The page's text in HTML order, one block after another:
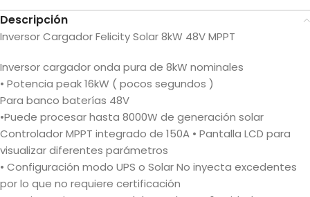
Descripción
Inversor Cargador Felicity Solar 8kW 48V MPPT
Inversor cargador onda pura de 8kW nominales
• Potencia peak 16kW ( pocos segundos )
Para banco baterías 48V
•Puede procesar hasta 8000W de generación solar
Controlador MPPT integrado de 150A • Pantalla LCD para
visualizar diferentes parámetros
• Configuración modo UPS o Solar No inyecta excedentes
por lo que no requiere certificación